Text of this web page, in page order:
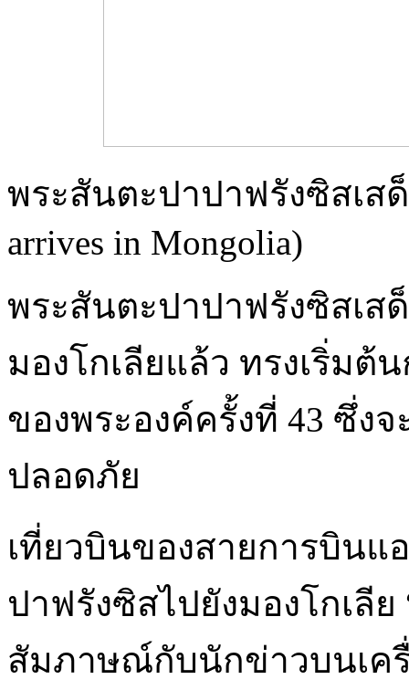
พระสันตะปาปาฟรังซิสเสด็
arrives in Mongolia)
พระสันตะปาปาฟรังซิสเส
มองโกเลียแล้ว ทรงเริ่มต้
ของพระองค์ครั้งที่ 43 ซึ่ง
ปลอดภัย
เที่ยวบินของสายการบินแ
ปาฟรังซิสไปยังมองโกเลี
สัมภาษณ์กับนักข่าวบนเค